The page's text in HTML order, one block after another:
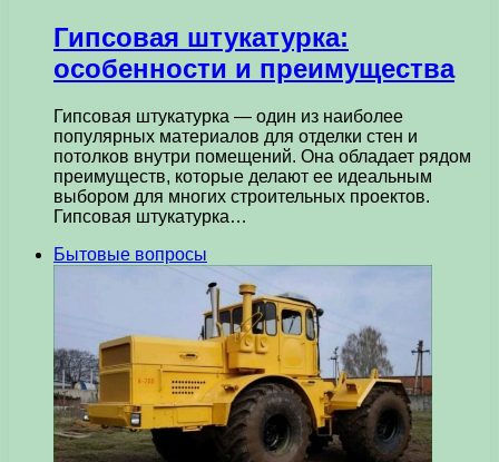
Гипсовая штукатурка:
особенности и преимущества
Гипсовая штукатурка — один из наиболее
популярных материалов для отделки стен и
потолков внутри помещений. Она обладает рядом
преимуществ, которые делают ее идеальным
выбором для многих строительных проектов.
Гипсовая штукатурка…
Бытовые вопросы